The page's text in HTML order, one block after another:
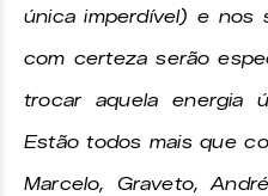
única imperdível) e nos
com certeza serão
trocar aquela energia
Estão todos mais que
Marcelo, Graveto,